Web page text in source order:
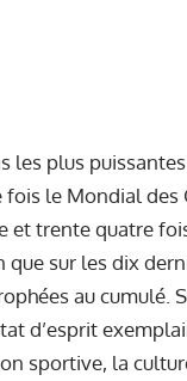
les plus
le Mondial des
et trente quatre
sur les dix
au cumulé.
d’esprit
sportive, la